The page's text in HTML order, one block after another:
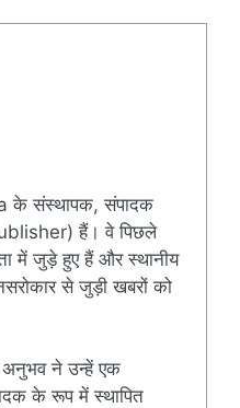
के संस्थापक, संपादक
हैं। वे पिछले
में जुड़े हुए हैं और स्थानीय
से जुड़ी खबरों को
अनुभव ने उन्हें एक
के रूप में स्थापित